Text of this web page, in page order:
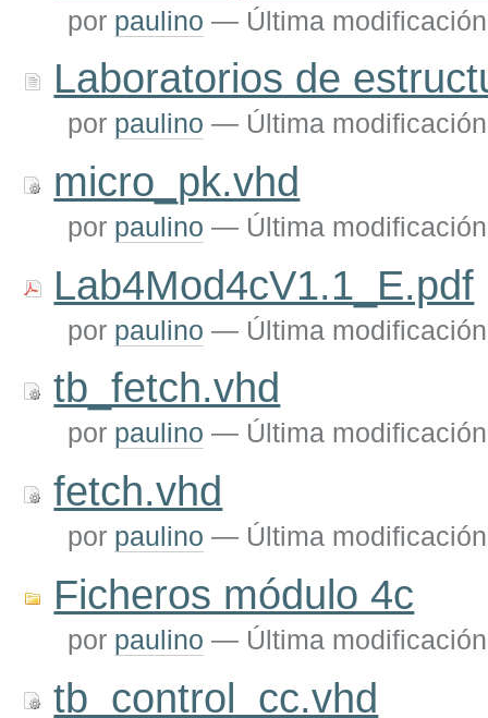
por paulino — Última modificación
Laboratorios de
por paulino — Última modificación
micro_pk.vhd
por paulino — Última modificación
Lab4Mod4cV1.1_E.pdf
por paulino — Última modificación
tb_fetch.vhd
por paulino — Última modificación
fetch.vhd
por paulino — Última modificación
Ficheros módulo 4c
por paulino — Última modificación
tb_control_cc.vhd